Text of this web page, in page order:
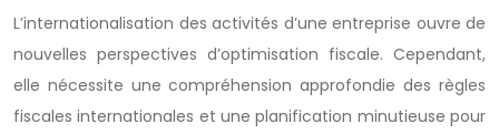
L’internationalisation des activités d’une entreprise ouvre de
nouvelles perspectives d’optimisation fiscale. Cependant,
elle nécessite une compréhension approfondie des règles
fiscales internationales et une planification minutieuse pour